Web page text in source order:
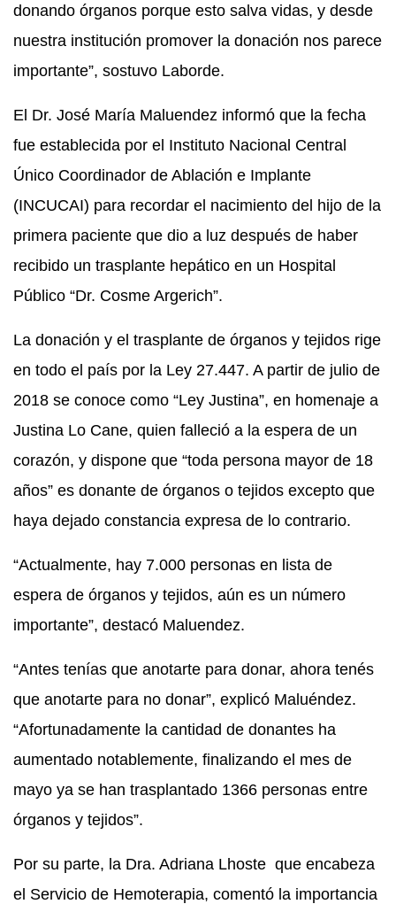
donando órganos porque esto salva vidas, y desde
nuestra institución promover la donación nos parece
importante”, sostuvo Laborde.
El Dr. José María Maluendez informó que la fecha
fue establecida por el Instituto Nacional Central
Único Coordinador de Ablación e Implante
(INCUCAI) para recordar el nacimiento del hijo de la
primera paciente que dio a luz después de haber
recibido un trasplante hepático en un Hospital
Público “Dr. Cosme Argerich”.
La donación y el trasplante de órganos y tejidos rige
en todo el país por la Ley 27.447. A partir de julio de
2018 se conoce como “Ley Justina”, en homenaje a
Justina Lo Cane, quien falleció a la espera de un
corazón, y dispone que “toda persona mayor de 18
años” es donante de órganos o tejidos excepto que
haya dejado constancia expresa de lo contrario.
“Actualmente, hay 7.000 personas en lista de
espera de órganos y tejidos, aún es un número
importante”, destacó Maluendez.
“Antes tenías que anotarte para donar, ahora tenés
que anotarte para no donar”, explicó Maluéndez.
“Afortunadamente la cantidad de donantes ha
aumentado notablemente, finalizando el mes de
mayo ya se han trasplantado 1366 personas entre
órganos y tejidos”.
Por su parte, la Dra. Adriana Lhoste que encabeza
el Servicio de Hemoterapia, comentó la importancia